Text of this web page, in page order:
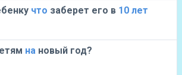
что заберет его в 10 лет
на новый год?